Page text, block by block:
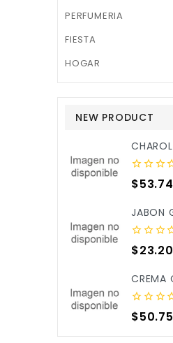
PERFUMERIA
FIESTA
HOGAR
NEW PRODUCT
Precio
$53.74
Precio
$23.20
Precio
$50.75